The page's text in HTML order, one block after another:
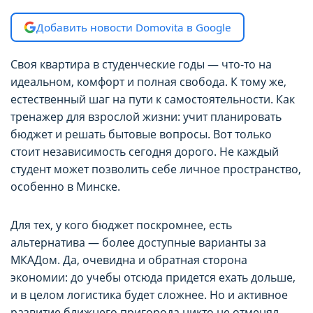
Добавить новости Domovita в Google
Своя квартира в студенческие годы — что-то на
идеальном, комфорт и полная свобода. К тому же,
естественный шаг на пути к самостоятельности. Как
тренажер для взрослой жизни: учит планировать
бюджет и решать бытовые вопросы. Вот только
стоит независимость сегодня дорого. Не каждый
студент может позволить себе личное пространство,
особенно в Минске.
Для тех, у кого бюджет поскромнее, есть
альтернатива — более доступные варианты за
МКАДом. Да, очевидна и обратная сторона
экономии: до учебы отсюда придется ехать дольше,
и в целом логистика будет сложнее. Но и активное
параметров использования файлов cookie
Вы можете ознакомиться с
Политикой обработки файлов cookie ООО
"Аниксмедиа"
, а также со списком файлов cookie,
содержащим их описание и сроки
хранения.
Технические/функциональные
Данный тип cookie-файлов требуется для
обеспечения функционирования Сайта, в том
числе корректного использования
предлагаемых на нем возможностей и услуг, и
не подлежит отключению. Эти сookie-файлы не
сохраняют какую-либо информацию о
параметров использования файлов cookie
Вы можете ознакомиться с
Политикой обработки файлов cookie ООО
"Аниксмедиа"
, а также со списком файлов cookie,
содержащим их описание и сроки
хранения.
Технические/функциональные
Данный тип cookie-файлов требуется для
обеспечения функционирования Сайта, в том
числе корректного использования
предлагаемых на нем возможностей и услуг, и
не подлежит отключению. Эти сookie-файлы не
сохраняют какую-либо информацию о